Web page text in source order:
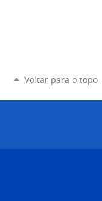
Voltar para o topo